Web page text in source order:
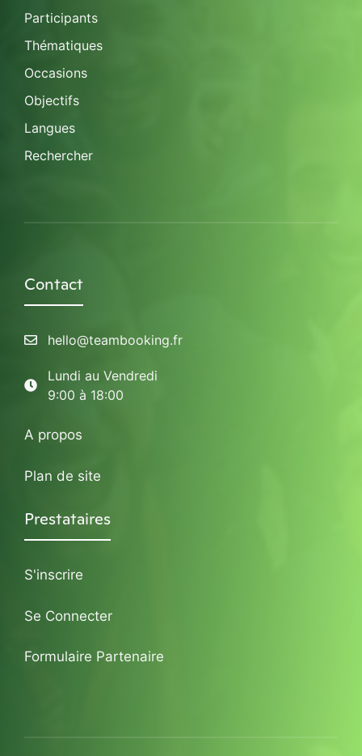
Participants
Thématiques
Occasions
Objectifs
Langues
Rechercher
Contact
hello@teambooking.fr
Lundi au Vendredi
9:00 à 18:00
A propos
Plan de site
Prestataires
S'inscrire
Se Connecter
Formulaire Partenaire